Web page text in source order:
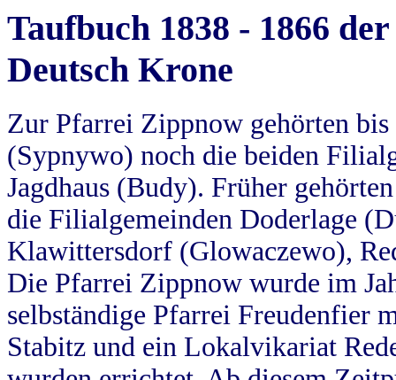
Taufbuch 1838 - 1866
Deutsch Krone
Zur Pfarrei Zippnow gehörten
(Sypnywo) noch die beiden
Jagdhaus (Budy). Früher
die Filialgemeinden Doderlage
Klawittersdorf (Glowaczewo),
Die Pfarrei Zippnow wurde im
selbständige Pfarrei Freudenfier
Stabitz und ein Lokalvikariat